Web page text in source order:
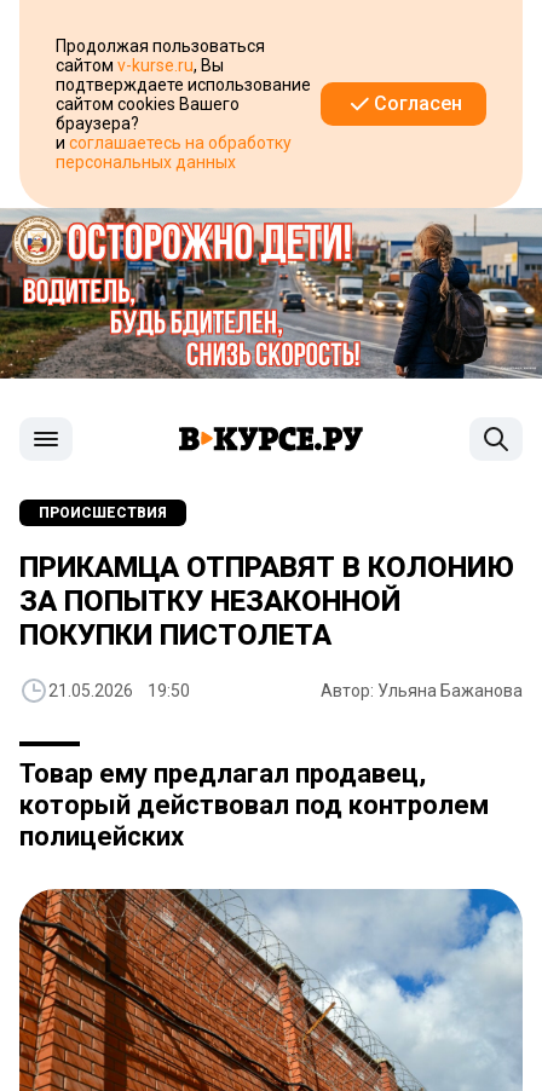
Продолжая пользоваться
сайтом v-kurse.ru, Вы
подтверждаете использование
сайтом cookies Вашего
браузера?
и соглашаетесь на обработку
персональных данных
Согласен
ПРОИСШЕСТВИЯ
ПРИКАМЦА ОТПРАВЯТ В КОЛОНИЮ
ЗА ПОПЫТКУ НЕЗАКОННОЙ
ПОКУПКИ ПИСТОЛЕТА
21.05.2026 19:50 Автор: Ульяна Бажанова
Товар ему предлагал продавец,
который действовал под контролем
полицейских